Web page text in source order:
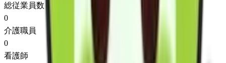
総従業員数
0
介護職員
0
看護師